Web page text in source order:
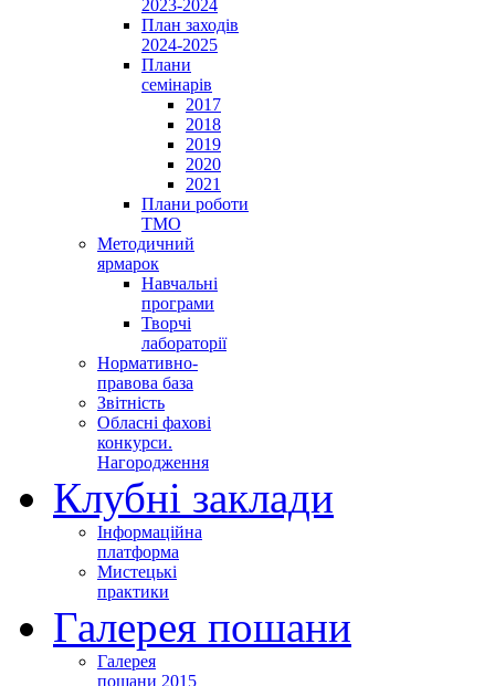
2023-2024
План заходів
2024-2025
Плани
семінарів
2017
2018
2019
2020
2021
Плани роботи
ТМО
Методичний
ярмарок
Навчальні
програми
Творчі
лабораторії
Нормативно-
правова база
Звітність
Обласні фахові
конкурси.
Нагородження
Клубні заклади
Інформаційна
платформа
Мистецькі
практики
Галерея пошани
Галерея
пошани 2015